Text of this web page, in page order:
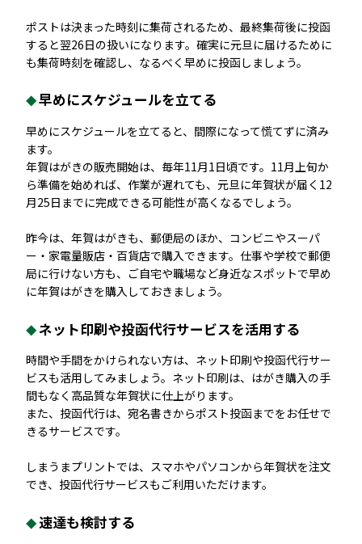
ポストは決まった時刻に集荷されるため、最終集荷後に投函
すると翌26日の扱いになります。確実に元旦に届けるために
も集荷時刻を確認し、なるべく早めに投函しましょう。
早めにスケジュールを立てる
早めにスケジュールを立てると、間際になって慌てずに済み
ます。
年賀はがきの販売開始は、毎年11月1日頃です。11月上旬か
ら準備を始めれば、作業が遅れても、元旦に年賀状が届く12
月25日までに完成できる可能性が高くなるでしょう。
昨今は、年賀はがきも、郵便局のほか、コンビニやスーパ
ー・家電量販店・百貨店で購入できます。仕事や学校で郵便
局に行けない方も、ご自宅や職場など身近なスポットで早め
に年賀はがきを購入しておきましょう。
ネット印刷や投函代行サービスを活用する
時間や手間をかけられない方は、ネット印刷や投函代行サー
ビスも活用してみましょう。ネット印刷は、はがき購入の手
間もなく高品質な年賀状に仕上がります。
また、投函代行は、宛名書きからポスト投函までをお任せで
きるサービスです。
しまうまプリントでは、スマホやパソコンから年賀状を注文
でき、投函代行サービスもご利用いただけます。
速達も検討する